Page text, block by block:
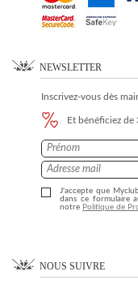
NEWSLETTER
Inscrivez-vous dès
Et bénéficiez de
J'accepte que
dans ce formulaire
notre Politique de
NOUS SUIVRE